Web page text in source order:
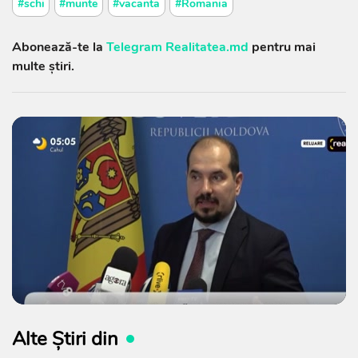
#schi #munte #vacanta #Romania
Abonează-te la Telegram Realitatea.md pentru mai
multe știri.
Alte Știri din